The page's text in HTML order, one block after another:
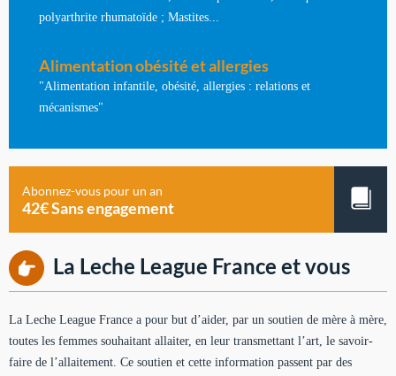
polyarthrite rhumatoïde ; Mastites...
Alimentation obésité et allergies
"Alimentation infantile, obésité, allergies : relations et
mécanismes"
Abonnez-vous pour un an
42€ Sans engagement
La Leche League France et vous
La Leche League France a pour but d’aider, par un soutien de mère à mère,
toutes les femmes souhaitant allaiter, en leur transmettant l’art, le savoir-
faire de l’allaitement. Ce soutien et cette information passent par des